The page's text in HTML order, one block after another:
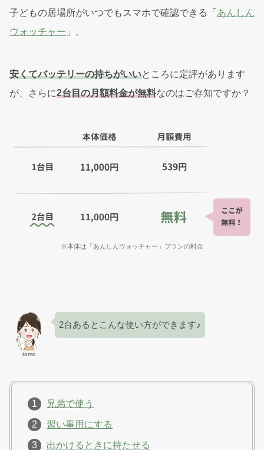
子どもの居場所がいつでもスマホで確認できる「 あんしん
ウォッチャー 」。
安くてバッテリーの持ちがいいところに定評があります
が、さらに2台目の月額料金が無料なのはご存知ですか？
※本体は「あんしんウォッチャー」プランの料金
tomo
2台あるとこんな使い方ができます♪
兄弟で使う
習い事用にする
出かけるときに持たせる